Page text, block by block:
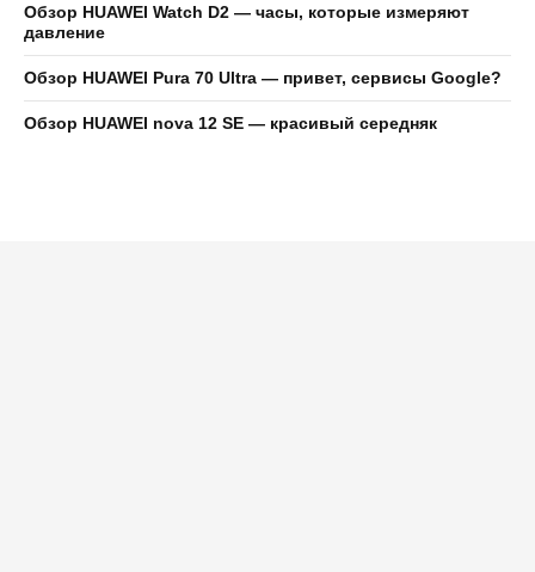
Обзор HUAWEI Watch D2 — часы, которые измеряют
давление
Обзор HUAWEI Pura 70 Ultra — привет, сервисы Google?
Обзор HUAWEI nova 12 SE — красивый середняк